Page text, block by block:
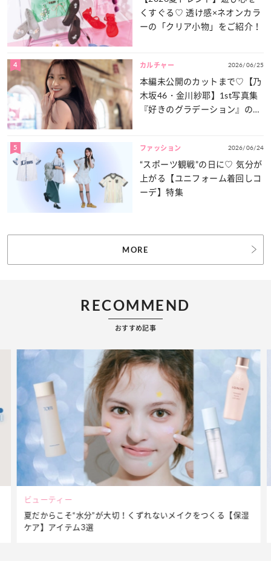
くすぐる♡ 透け感×ネオンカラ
ーの「クリア小物」をご紹介！
4 カルチャー 2026/06/25
本編未公開のカットまで♡【乃
木坂46・金川紗耶】1st写真集
『好きのグラデーション』の魅
5 ファッション 2026/06/24
“スポーツ観戦”の日に♡ 気分が
上がる【ユニフォーム着回しコ
ーデ】特集
MORE
RECOMMEND
おすすめ記事
ビューティー
夏だからこそ“水分”が大切！くずれないメイクをつくる【保湿
ケア】アイテム3選